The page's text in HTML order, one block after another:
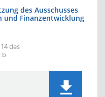
des Ausschusses
und Finanzentwicklung
des
b